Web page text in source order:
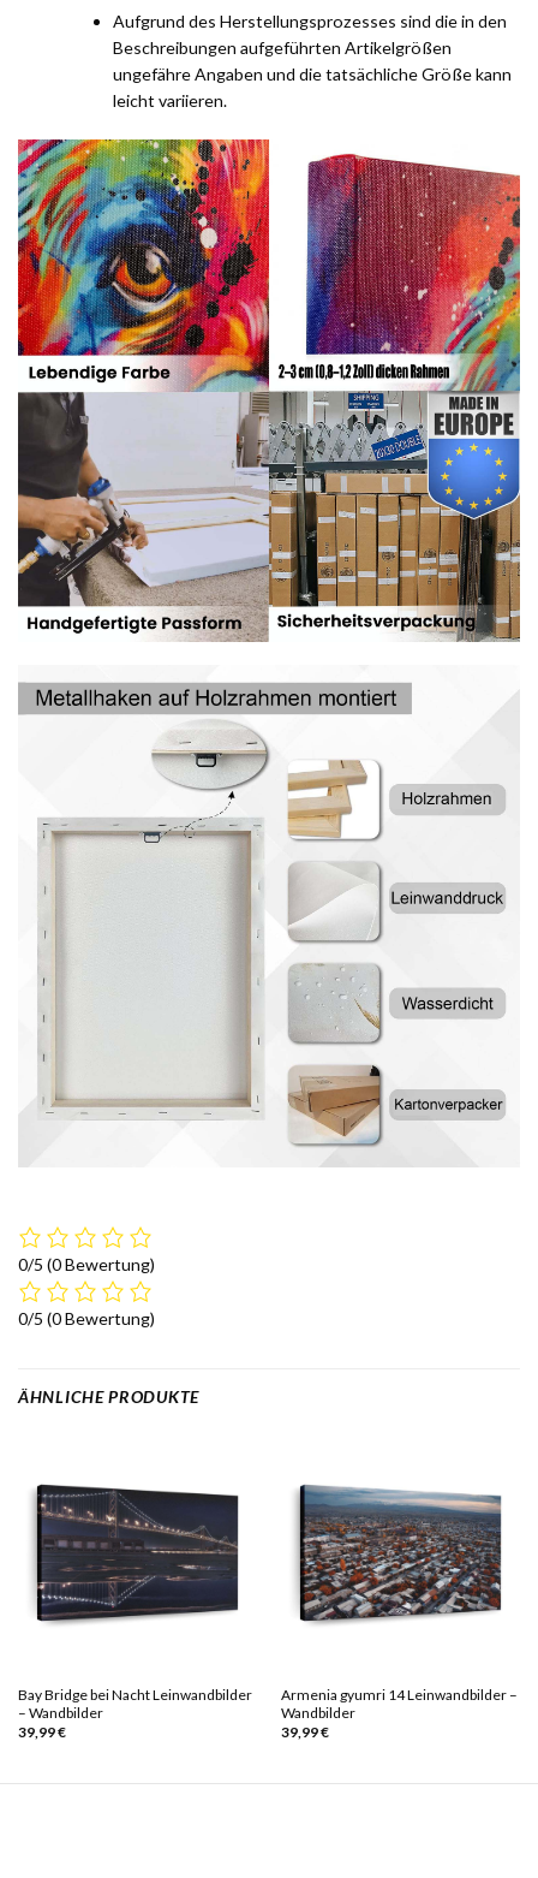
Aufgrund des Herstellungsprozesses sind die in den
Beschreibungen aufgeführten Artikelgrößen
ungefähre Angaben und die tatsächliche Größe kann
leicht variieren.
0/5 (0 Bewertung)
0/5 (0 Bewertung)
ÄHNLICHE PRODUKTE
Bay Bridge bei Nacht Leinwandbilder
– Wandbilder
39,99€
Armenia gyumri 14 Leinwandbilder –
Wandbilder
39,99€